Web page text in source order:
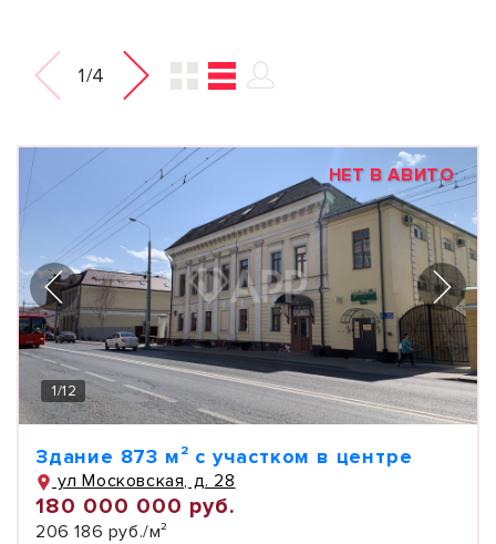
1/4
НЕТ В АВИТО
1/12
Здание 873 м² с участком в центре
ул Московская, д. 28
180 000 000 руб.
206 186 руб./м²